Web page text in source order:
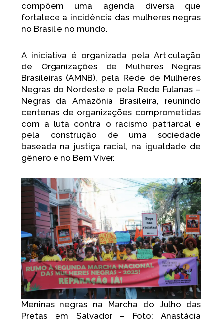
compõem uma agenda diversa que
fortalece a incidência das mulheres negras
no Brasil e no mundo.
A iniciativa é organizada pela Articulação
de Organizações de Mulheres Negras
Brasileiras (AMNB), pela Rede de Mulheres
Negras do Nordeste e pela Rede Fulanas –
Negras da Amazônia Brasileira, reunindo
centenas de organizações comprometidas
com a luta contra o racismo patriarcal e
pela construção de uma sociedade
baseada na justiça racial, na igualdade de
gênero e no Bem Viver.
Meninas negras na Marcha do Julho das
Pretas em Salvador – Foto: Anastácia